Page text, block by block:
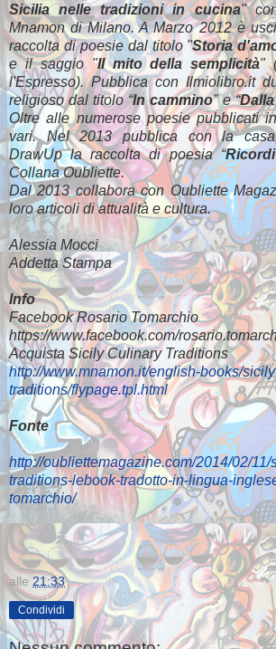
Sicilia nelle tradizioni in cucina"
Mnamon di Milano. A Marzo 2012 è
raccolta di poesie dal titolo "Storia
e il saggio "Il mito della semplicità"
l'Espresso). Pubblica con Ilmiolibro.it
religioso dal titolo “In cammino” e “
Oltre alle numerose poesie pubblicati
vari. Nel 2013 pubblica con la
DrawUp la raccolta di poesia “
Collana Oubliette.
Dal 2013 collabora con Oubliette
loro articoli di attualità e cultura.
Alessia Mocci
Addetta Stampa
Info
Facebook Rosario Tomarchio
https://www.facebook.com/
Acquista Sicily Culinary Traditions
http://www.mnamon.it/english-books/
traditions/flypage.tpl.html
Fonte
http://oubliettemagazine.com/2014/02/
traditions-lebook-tradotto-in-lingua-
tomarchio/
alle 21:33
Condividi